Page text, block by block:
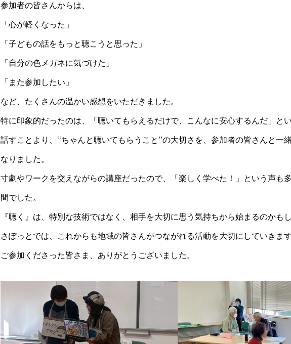
参加者の皆さんからは、
「心が軽くなった」
「子どもの話をもっと聴こうと思った」
「自分の色メガネに気づけた」
「また参加したい」
など、たくさんの温かい感想をいただきました。
特に印象的だったのは、「聴いてもらえるだけで、こんなに安心するんだ」と
話すことより、‛‛ちゃんと聴いてもらうこと’’の大切さを、参加者の皆さんと一
なりました。
寸劇やワークを交えながらの講座だったので、「楽しく学べた！」という声も
間でした。
『聴く』は、特別な技術ではなく、相手を大切に思う気持ちから始まるのかも
さぽっとでは、これからも地域の皆さんがつながれる活動を大切にしていきま
ご参加くださった皆さま、ありがとうございました。